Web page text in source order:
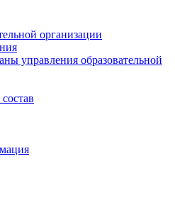
организации
управления образовательной